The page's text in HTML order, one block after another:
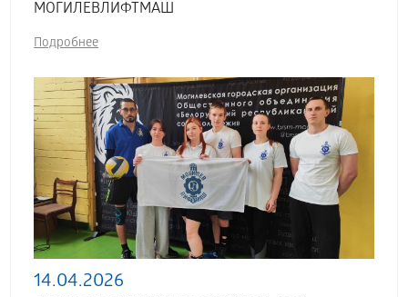
МОГИЛЕВЛИФТМАШ
Подробнее
14.04.2026